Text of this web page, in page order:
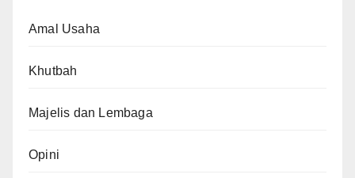
Amal Usaha
Khutbah
Majelis dan Lembaga
Opini